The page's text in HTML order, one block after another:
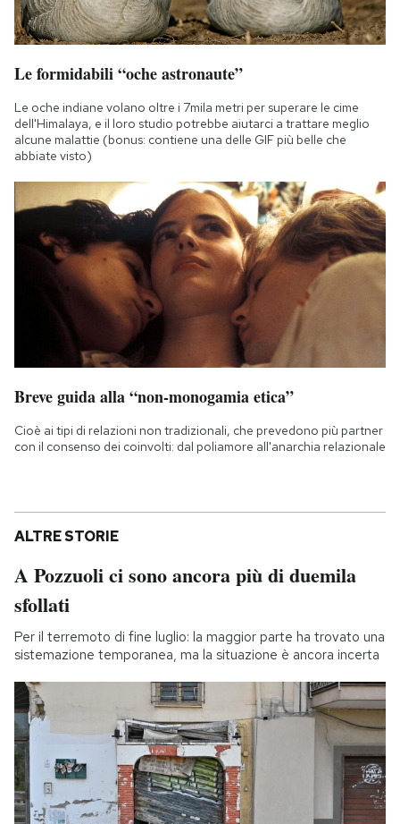
Le formidabili “oche astronaute”
Le oche indiane volano oltre i 7mila metri per superare le cime
dell'Himalaya, e il loro studio potrebbe aiutarci a trattare meglio
alcune malattie (bonus: contiene una delle GIF più belle che
abbiate visto)
Breve guida alla “non-monogamia etica”
Cioè ai tipi di relazioni non tradizionali, che prevedono più partner
con il consenso dei coinvolti: dal poliamore all'anarchia relazionale
ALTRE STORIE
A Pozzuoli ci sono ancora più di duemila
sfollati
Per il terremoto di fine luglio: la maggior parte ha trovato una
sistemazione temporanea, ma la situazione è ancora incerta